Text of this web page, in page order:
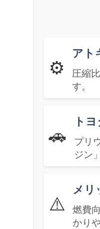
⚙️
アト
圧縮
す。
🚗
ト
プリ
ジン
⚠️
メリ
燃費
かり